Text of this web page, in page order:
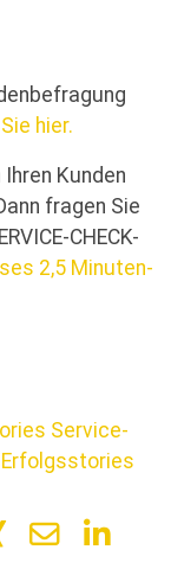
hier.
Kunden
fragen Sie
CHECK-
2,5 Minuten-
Service-